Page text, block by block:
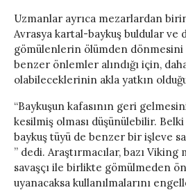
Uzmanlar ayrıca mezarlardan
Avrasya kartal-baykuş buldular ve
gömülenlerin ölümden
benzer önlemler alındığı için,
olabileceklerinin akla yatkın
“Baykuşun kafasının geri
kesilmiş olması düşünülebilir.
baykuş tüyü de benzer bir işleve
” dedi. Araştırmacılar, bazı Viking
savaşçı ile birlikte gömülmeden
uyanacaksa kullanılmalarını